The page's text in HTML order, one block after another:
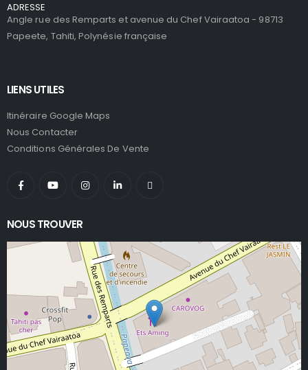
ADRESSE
Angle rue des Remparts et avenue du Chef Vairaatoa - 98713
Papeete, Tahiti, Polynésie française
LIENS UTILES
Itinéraire Google Maps
Nous Contacter
Conditions Générales De Vente
NOUS TROUVER